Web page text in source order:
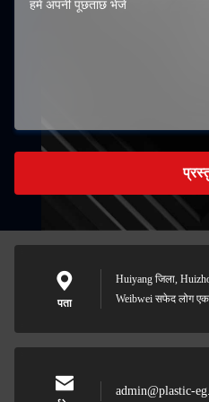
पता
Huiyang जिला,
Weibwei सफेद लोग एक
admin@plastic-